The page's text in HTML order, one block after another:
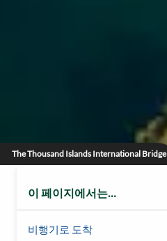
The Thousand Islands International Bridge
이 페이지에서는…
비행기로 도착